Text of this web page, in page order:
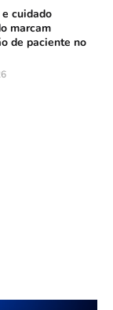
cuidado
marcam
de paciente no